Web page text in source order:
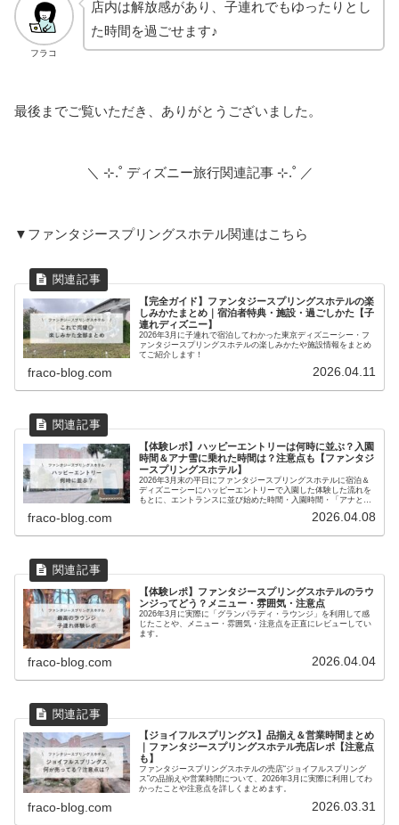
フラコ
店内は解放感があり、子連れでもゆったりとし
た時間を過ごせます♪
最後までご覧いただき、ありがとうございました。
＼ ⊹.˚ ディズニー旅行関連記事 ⊹.˚ ／
▼ファンタジースプリングスホテル関連はこちら
【完全ガイド】ファンタジースプリングスホテルの楽
しみかたまとめ｜宿泊者特典・施設・過ごしかた【子
連れディズニー】
2026年3月に子連れで宿泊してわかった東京ディズニーシー・フ
ァンタジースプリングスホテルの楽しみかたや施設情報をまとめ
てご紹介します！
fraco-blog.com 2026.04.11
【体験レポ】ハッピーエントリーは何時に並ぶ？入園
時間＆アナ雪に乗れた時間は？注意点も【ファンタジ
ースプリングスホテル】
2026年3月末の平日にファンタジースプリングスホテルに宿泊＆
ディズニーシーにハッピーエントリーで入園した体験した流れを
もとに、エントランスに並び始めた時間・入園時間・「アナとエ
fraco-blog.com 2026.04.08
【体験レポ】ファンタジースプリングスホテルのラウ
ンジってどう？メニュー・雰囲気・注意点
2026年3月に実際に「グランパラディ・ラウンジ」を利用して感
じたことや、メニュー・雰囲気・注意点を正直にレビューしてい
ます。
fraco-blog.com 2026.04.04
【ジョイフルスプリングス】品揃え＆営業時間まとめ
｜ファンタジースプリングスホテル売店レポ【注意点
も】
ファンタジースプリングスホテルの売店“ジョイフルスプリング
ス”の品揃えや営業時間について、2026年3月に実際に利用してわ
かったことや注意点を詳しくまとめます。
fraco-blog.com 2026.03.31